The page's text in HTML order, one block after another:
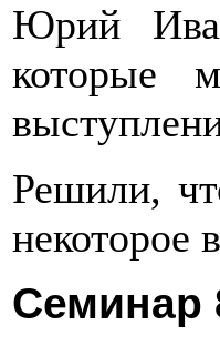
Юрий
которые
Решили,
некоторое
Семинар